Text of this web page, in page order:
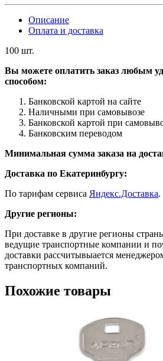
Описание
Оплата и доставка
100 шт.
Вы можете оплатить заказ любым
способом:
Банковской картой на сайте
Наличными при самовывозе
Банковской картой при
Банковским переводом
Минимальная сумма заказа на
Доставка по Екатеринбургу:
По тарифам сервиса Яндекс.Доставка.
Другие регионы:
При доставке в другие регионы
ведущие транспортные компании и
доставки рассчитывыается
транспортных компаний.
Похожие товары